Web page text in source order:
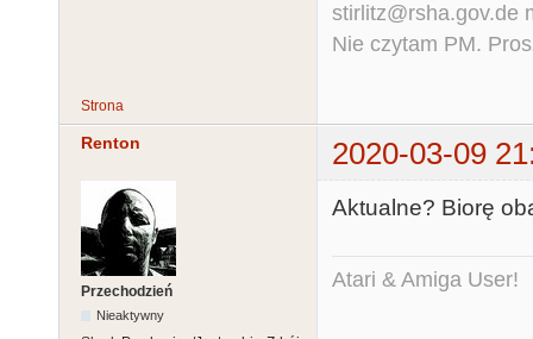
stirlitz@rsha.gov.de
Nie czytam PM.
Strona
Renton 2020-03-09
Przechodzień
Nieaktywny
Aktualne? Biorę
Atari & Amiga User!